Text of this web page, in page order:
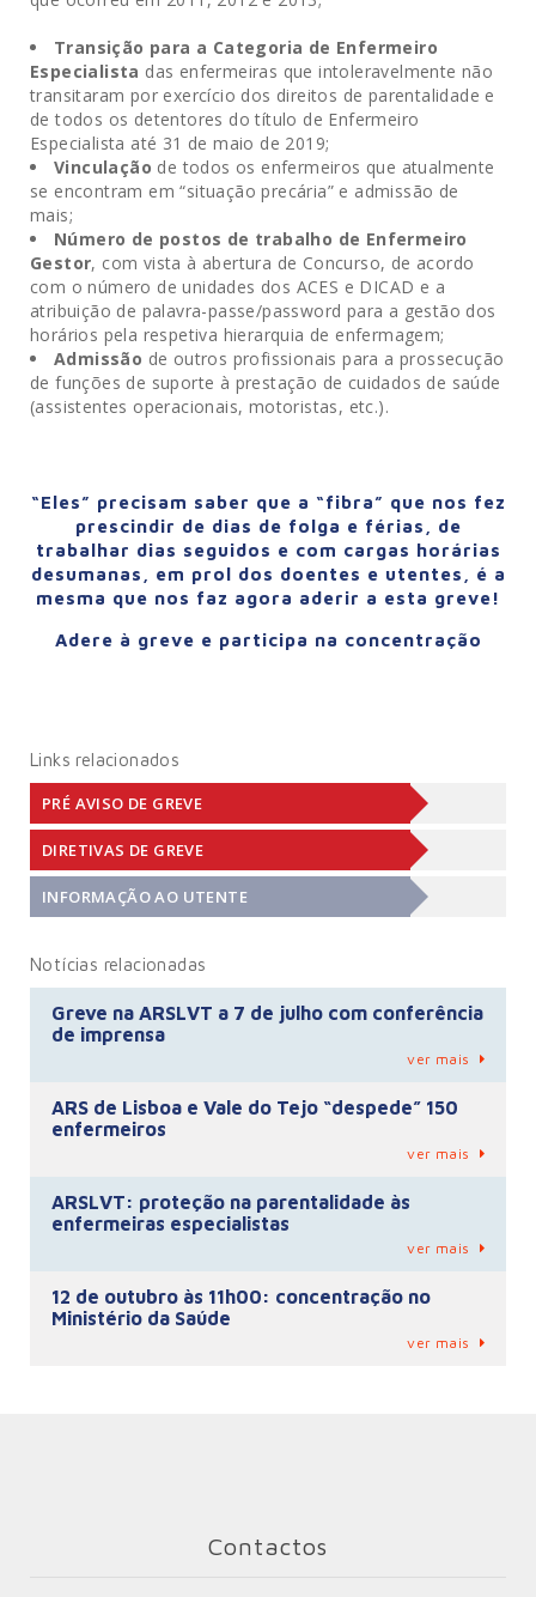
Transição para a Categoria de Enfermeiro
Especialista das enfermeiras que intoleravelmente não
transitaram por exercício dos direitos de parentalidade e
de todos os detentores do título de Enfermeiro
Especialista até 31 de maio de 2019;
Vinculação de todos os enfermeiros que atualmente
se encontram em “situação precária” e admissão de
mais;
Número de postos de trabalho de Enfermeiro
Gestor, com vista à abertura de Concurso, de acordo
com o número de unidades dos ACES e DICAD e a
atribuição de palavra-passe/password para a gestão dos
horários pela respetiva hierarquia de enfermagem;
Admissão de outros profissionais para a prossecução
de funções de suporte à prestação de cuidados de saúde
(assistentes operacionais, motoristas, etc.).
“Eles” precisam saber que a “fibra” que nos fez
prescindir de dias de folga e férias, de
trabalhar dias seguidos e com cargas horárias
desumanas, em prol dos doentes e utentes, é a
mesma que nos faz agora aderir a esta greve!
Adere à greve e participa na concentração
Links relacionados
PRÉ AVISO DE GREVE
DIRETIVAS DE GREVE
INFORMAÇÃO AO UTENTE
Notícias relacionadas
Greve na ARSLVT a 7 de julho com conferência
de imprensa
ver mais
ARS de Lisboa e Vale do Tejo “despede” 150
enfermeiros
ver mais
ARSLVT: proteção na parentalidade às
enfermeiras especialistas
ver mais
12 de outubro às 11h00: concentração no
Ministério da Saúde
ver mais
Contactos